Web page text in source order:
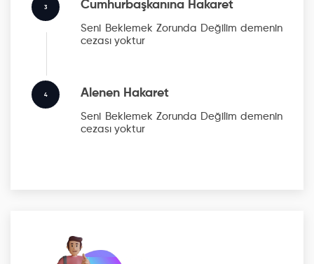
3 Cumhurbaşkanına Hakaret
Seni Beklemek Zorunda Değilim demenin
cezası yoktur
4 Alenen Hakaret
Seni Beklemek Zorunda Değilim demenin
cezası yoktur